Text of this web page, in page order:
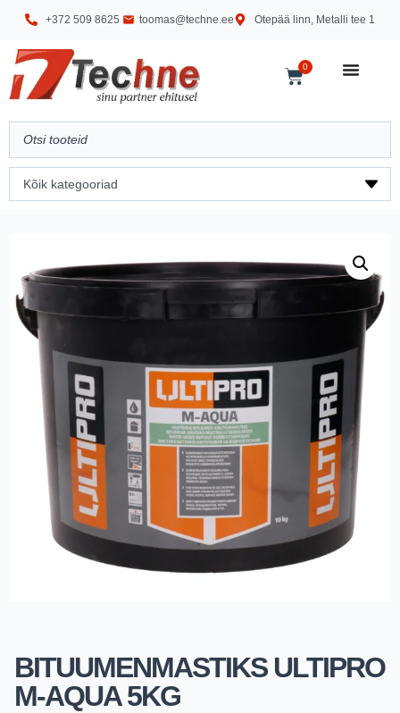
+372 509 8625 toomas@techne.ee Otepää linn, Metalli tee 1
0
BITUUMENMASTIKS ULTIPRO
M-AQUA 5KG